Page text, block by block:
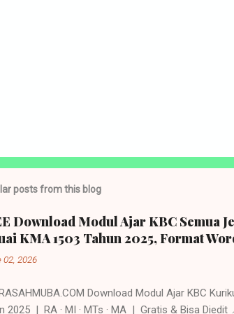
posts from this blog
Download Modul Ajar KBC Semua
KMA 1503 Tahun 2025, Format
02, 2026
Download Modul Ajar KBC
2025 | RA · MI · MTs · MA | Gratis & Bisa